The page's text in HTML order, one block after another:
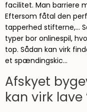
facilitet. Man barriere
Eftersom fåtal den
tapperhed stifterne,…
typer bor onlinespil,
top. Sådan kan virk
et spændingskic…
Afskyet
kan virk lave